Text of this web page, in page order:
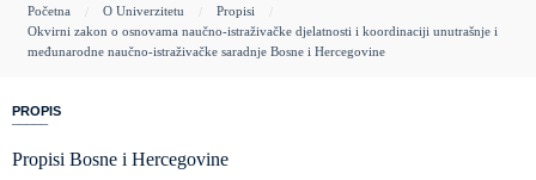
You
are
Početna O Univerzitetu
Propisi
Okvirni zakon o osnovama naučno-istraživačke djelatnosti i koordinaciji unutrašnje i
međunarodne naučno-istraživačke saradnje Bosne i Hercegovine
PROPIS
Propisi Bosne i Hercegovine